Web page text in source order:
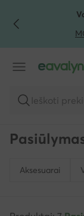
PEREITI PRIE
PEREITI Į
Ieškoti
Aksesuarai